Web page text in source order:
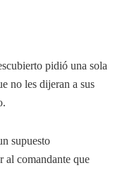
pidió una sola
no les dijeran a sus
supuesto
al comandante que